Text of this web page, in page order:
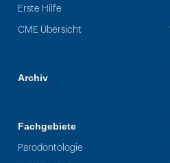
Erste Hilfe
CME Übersicht
Archiv
Fachgebiete
Parodontologie